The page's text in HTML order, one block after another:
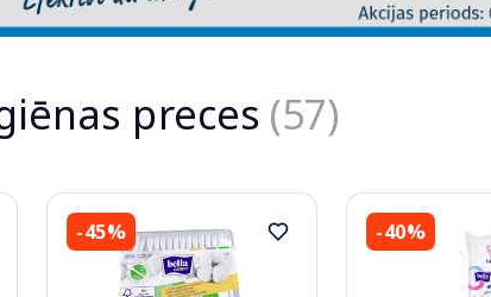
preces (57)
-45% -40%